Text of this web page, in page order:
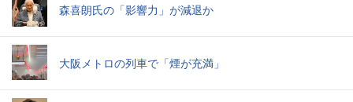
森喜朗氏の「影響力」が減退か
大阪メトロの列車で「煙が充満」